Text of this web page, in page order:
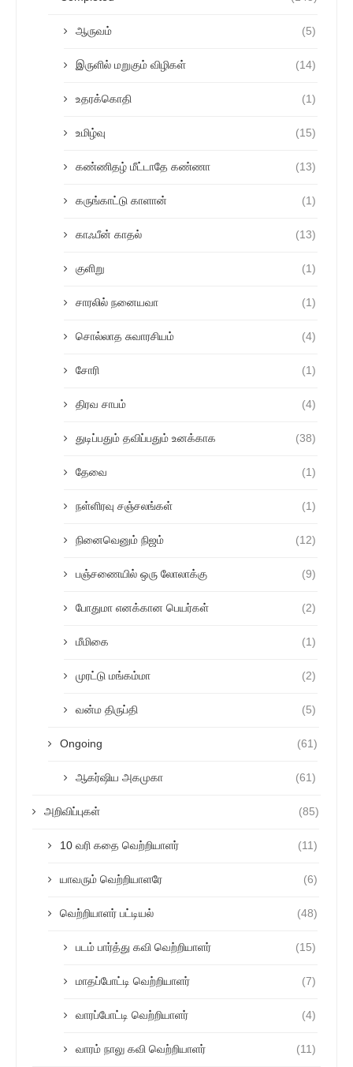
ஆருவம் (5)
இருளில் மறுகும் விழிகள் (14)
உதரக்கொதி (1)
உமிழ்வு (15)
கண்ணிதழ் மீட்டாதே கண்ணா (13)
கருங்காட்டு காளான் (1)
காஃபீன் காதல் (13)
குளிறு (1)
சாரலில் நனையவா (1)
சொல்லாத சுவாரசியம் (4)
சோரி (1)
திரவ சாபம் (4)
துடிப்பதும் தவிப்பதும் உனக்காக (38)
தேவை (1)
நள்ளிரவு சஞ்சலங்கள் (1)
நினைவெனும் நிஜம் (12)
பஞ்சணையில் ஒரு லோலாக்கு (9)
போதுமா எனக்கான பெயர்கள் (2)
மீமிகை (1)
முரட்டு மங்கம்மா (2)
வன்ம திருப்தி (5)
Ongoing (61)
ஆகர்ஷிய அகமுகா (61)
அறிவிப்புகள் (85)
10 வரி கதை வெற்றியாளர் (11)
யாவரும் வெற்றியாளரே (6)
வெற்றியாளர் பட்டியல் (48)
படம் பார்த்து கவி வெற்றியாளர் (15)
மாதப்போட்டி வெற்றியாளர் (7)
வாரப்போட்டி வெற்றியாளர் (4)
வாரம் நாலு கவி வெற்றியாளர் (11)